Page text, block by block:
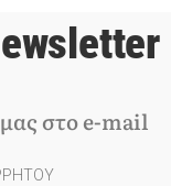
στο e-mail